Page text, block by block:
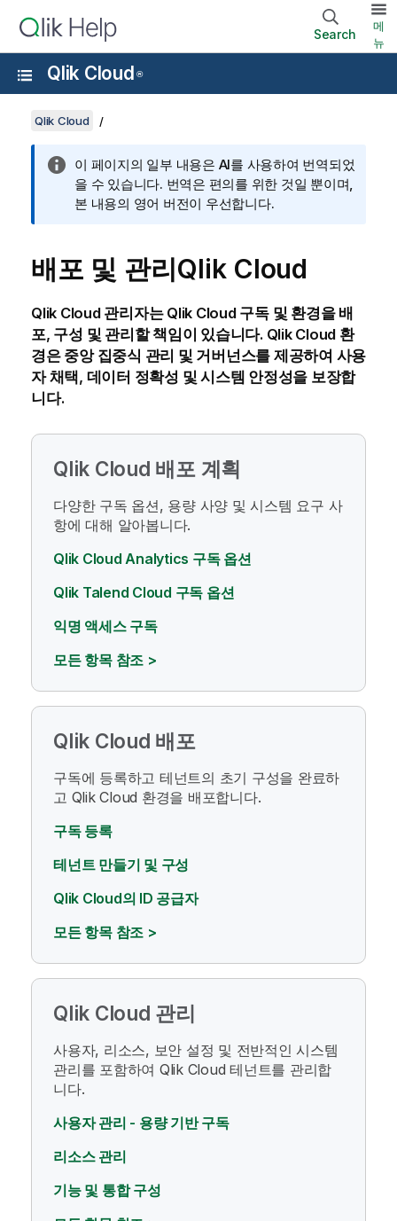
Search
메
뉴
Qlik Cloud ®
Qlik Cloud
이 페이지의 일부 내용은 AI를 사용하여 번역되었
을 수 있습니다. 번역은 편의를 위한 것일 뿐이며,
본 내용의 영어 버전이 우선합니다.
배포 및 관리Qlik Cloud
Qlik Cloud관리자는 Qlik Cloud 구독및 환경을 배
포, 구성 및 관리할 책임이 있습니다. Qlik Cloud 환
경은 중앙 집중식 관리 및 거버넌스를 제공하여 사용
자 채택, 데이터 정확성 및 시스템 안정성을 보장합
니다.
Qlik Cloud 배포 계획
다양한 구독 옵션, 용량 사양 및 시스템 요구 사
항에 대해 알아봅니다.
Qlik Cloud Analytics 구독 옵션
Qlik Talend Cloud 구독 옵션
익명 액세스 구독
모든 항목 참조 >
Qlik Cloud 배포
구독에 등록하고 테넌트의 초기 구성을 완료하
고 Qlik Cloud 환경을 배포합니다.
구독 등록
테넌트 만들기 및 구성
Qlik Cloud의 ID 공급자
모든 항목 참조 >
Qlik Cloud 관리
사용자, 리소스, 보안 설정 및 전반적인 시스템
관리를 포함하여 Qlik Cloud 테넌트를 관리합
니다.
사용자 관리 - 용량 기반 구독
리소스 관리
기능 및 통합 구성